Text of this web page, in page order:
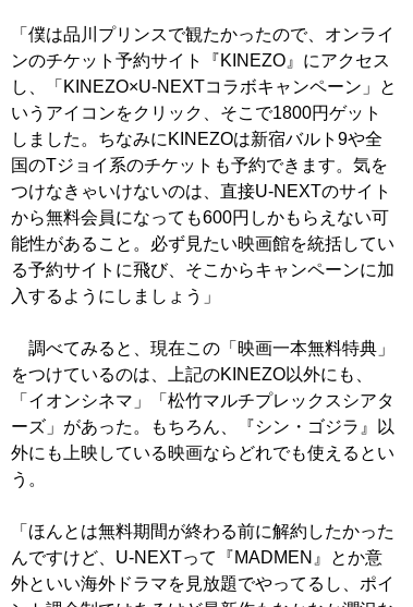
「僕は品川プリンスで観たかったので、オンライ
ンのチケット予約サイト『KINEZO』にアクセス
し、「KINEZO×U-NEXTコラボキャンペーン」と
いうアイコンをクリック、そこで1800円ゲット
しました。ちなみにKINEZOは新宿バルト9や全
国のTジョイ系のチケットも予約できます。気を
つけなきゃいけないのは、直接U-NEXTのサイト
から無料会員になっても600円しかもらえない可
能性があること。必ず見たい映画館を統括してい
る予約サイトに飛び、そこからキャンペーンに加
入するようにしましょう」
調べてみると、現在この「映画一本無料特典」
をつけているのは、上記のKINEZO以外にも、
「イオンシネマ」「松竹マルチプレックスシアタ
ーズ」があった。もちろん、『シン・ゴジラ』以
外にも上映している映画ならどれでも使えるとい
う。
「ほんとは無料期間が終わる前に解約したかった
んですけど、U-NEXTって『MADMEN』とか意
外といい海外ドラマを見放題でやってるし、ポイ